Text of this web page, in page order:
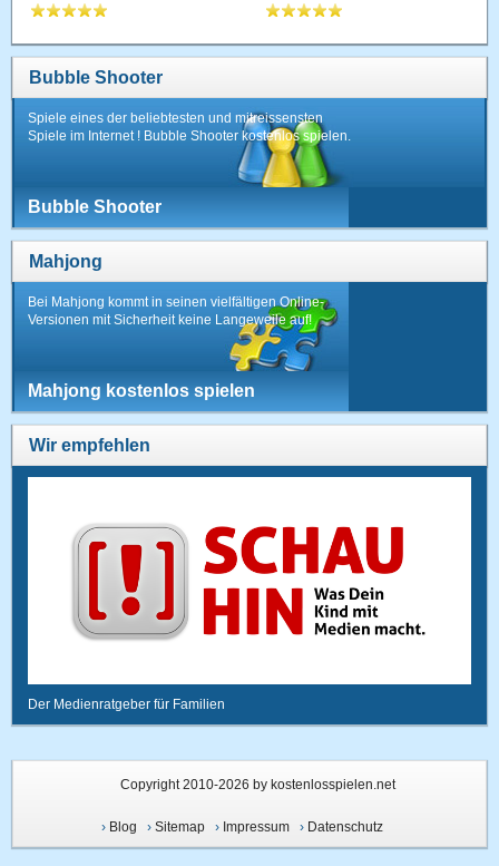
Bubble Shooter
Spiele eines der beliebtesten und mitreissensten
Spiele im Internet ! Bubble Shooter kostenlos spielen.
Bubble Shooter
Mahjong
Bei Mahjong kommt in seinen vielfältigen Online-
Versionen mit Sicherheit keine Langeweile auf!
Mahjong kostenlos spielen
Wir empfehlen
Der Medienratgeber für Familien
Copyright 2010-2026 by kostenlosspielen.net
› Blog › Sitemap› Impressum› Datenschutz